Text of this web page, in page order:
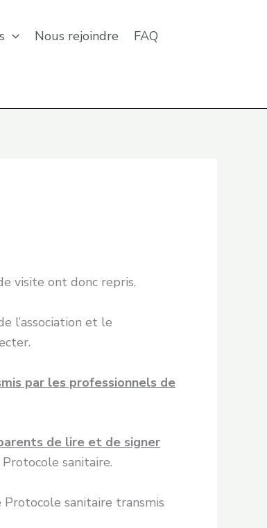
Nous rejoindre FAQ
visite ont donc repris.
l’association et le
par les professionnels de
de lire et de signer
sanitaire.
sanitaire transmis